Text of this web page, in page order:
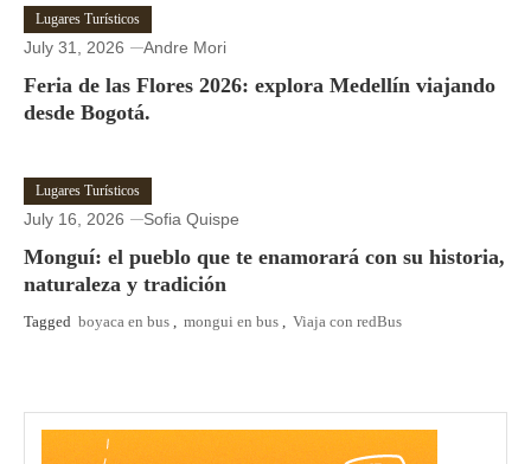
Lugares Turísticos
July 31, 2026 Andre Mori
Feria de las Flores 2026: explora Medellín viajando
desde Bogotá.
Lugares Turísticos
July 16, 2026 Sofia Quispe
Monguí: el pueblo que te enamorará con su historia,
naturaleza y tradición
Tagged boyaca en bus , mongui en bus , Viaja con redBus